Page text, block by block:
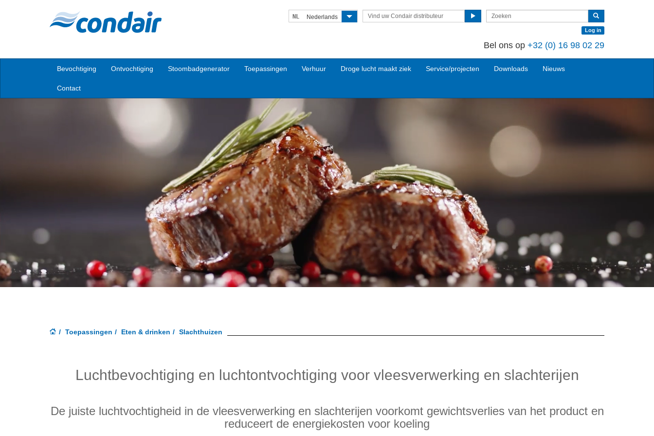
NL Nederlands Vind uw Condair distributeur
Log in
Bel ons op +32 (0) 16 98 02 29
Bevochtiging Ontvochtiging Stoombadgenerator Toepassingen Verhuur Droge lucht maakt ziek Service/projecten Downloads Nieuws
Contact
Toepassingen Eten & drinken Slachthuizen
Luchtbevochtiging en luchtontvochtiging voor vleesverwerking en slachterijen
De juiste luchtvochtigheid in de vleesverwerking en slachterijen voorkomt gewichtsverlies van het product en
reduceert de energiekosten voor koeling